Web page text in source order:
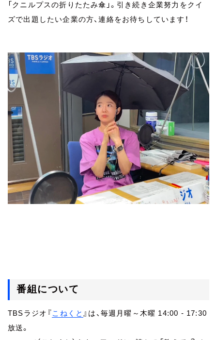
「クニルプスの折りたたみ傘」。引き続き企業努力をクイ
ズで出題したい企業の方、連絡をお待ちしています！
番組について
TBSラジオ『こねくと』は、毎週月曜～木曜 14:00 - 17:30
放送。